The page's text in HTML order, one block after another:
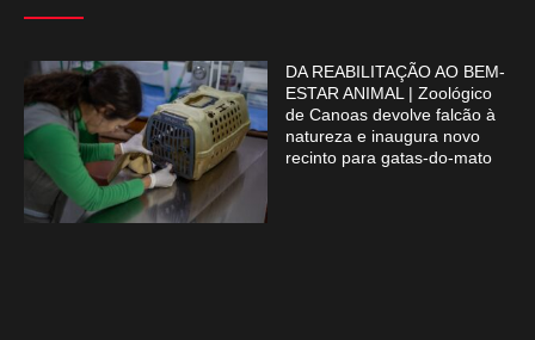
DA REABILITAÇÃO AO BEM-
ESTAR ANIMAL | Zoológico
de Canoas devolve falcão à
natureza e inaugura novo
recinto para gatas-do-mato